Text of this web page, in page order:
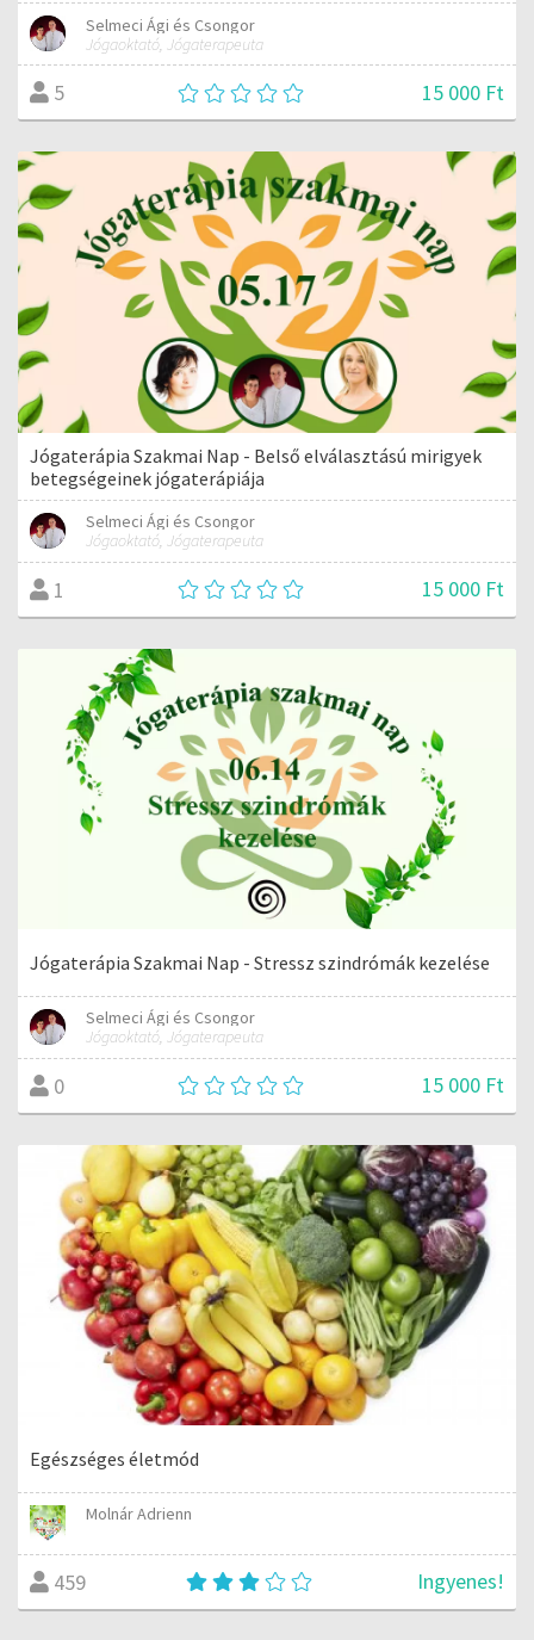
Selmeci Ági és Csongor
Jógaoktató, Jógaterapeuta
5 15 000 Ft
Jógaterápia Szakmai Nap - Belső elválasztású mirigyek
betegségeinek jógaterápiája
Selmeci Ági és Csongor
Jógaoktató, Jógaterapeuta
1 15 000 Ft
Jógaterápia Szakmai Nap - Stressz szindrómák kezelése
Selmeci Ági és Csongor
Jógaoktató, Jógaterapeuta
0 15 000 Ft
Egészséges életmód
Molnár Adrienn
459 Ingyenes!